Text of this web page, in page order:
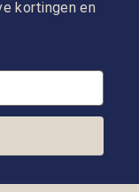
kortingen en